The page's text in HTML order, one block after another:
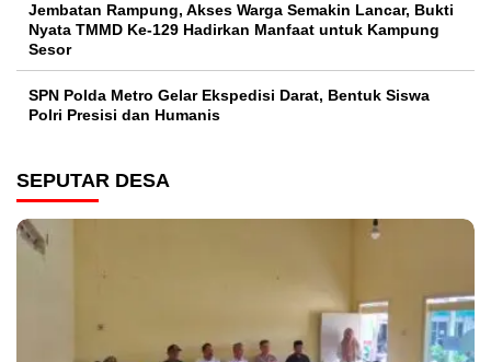
Jembatan Rampung, Akses Warga Semakin Lancar, Bukti
Nyata TMMD Ke-129 Hadirkan Manfaat untuk Kampung
Sesor
SPN Polda Metro Gelar Ekspedisi Darat, Bentuk Siswa
Polri Presisi dan Humanis
SEPUTAR DESA